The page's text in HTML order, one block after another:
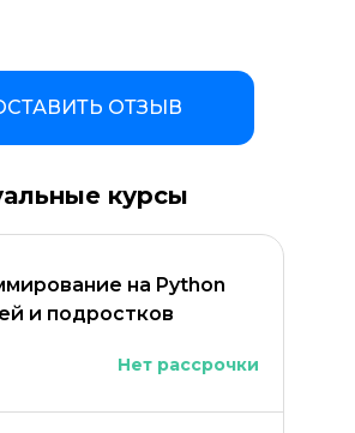
ОТЗЫВ
курсы
на Python
и подростков
Нет рассрочки